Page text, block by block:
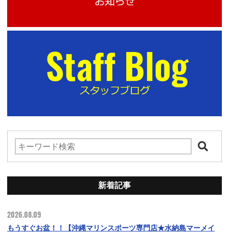
新着記事
2026.08.09
もうすぐお盆！！【沖縄マリンスポーツ専門店★水納島マーメイ